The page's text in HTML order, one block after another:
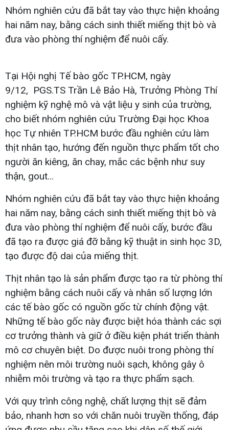
Nhóm nghiên cứu đã bắt tay vào thực hiện khoảng
hai năm nay, bằng cách sinh thiết miếng thịt bò và
đưa vào phòng thí nghiệm để nuôi cấy.
Tại Hội nghị Tế bào gốc TP.HCM, ngày
9/12, PGS.TS Trần Lê Bảo Hà, Trưởng Phòng Thí
nghiệm kỹ nghệ mô và vật liệu y sinh của trường,
cho biết nhóm nghiên cứu Trường Đại học Khoa
học Tự nhiên TP.HCM bước đầu nghiên cứu làm
thịt nhân tạo, hướng đến nguồn thực phẩm tốt cho
người ăn kiêng, ăn chay, mắc các bệnh như suy
thận, gout...
Nhóm nghiên cứu đã bắt tay vào thực hiện khoảng
hai năm nay, bằng cách sinh thiết miếng thịt bò và
đưa vào phòng thí nghiệm để nuôi cấy, bước đầu
đã tạo ra được giá đỡ bằng kỹ thuật in sinh học 3D,
tạo được độ dai của miếng thịt.
Thịt nhân tạo là sản phẩm được tạo ra từ phòng thí
nghiệm bằng cách nuôi cấy và nhân số lượng lớn
các tế bào gốc có nguồn gốc từ chính động vật.
Những tế bào gốc này được biệt hóa thành các sợi
cơ trưởng thành và giữ ở điều kiện phát triển thành
mô cơ chuyên biệt. Do được nuôi trong phòng thí
nghiệm nên môi trường nuôi sạch, không gây ô
nhiễm môi trường và tạo ra thực phẩm sạch.
Với quy trình công nghệ, chất lượng thịt sẽ đảm
bảo, nhanh hơn so với chăn nuôi truyền thống, đáp